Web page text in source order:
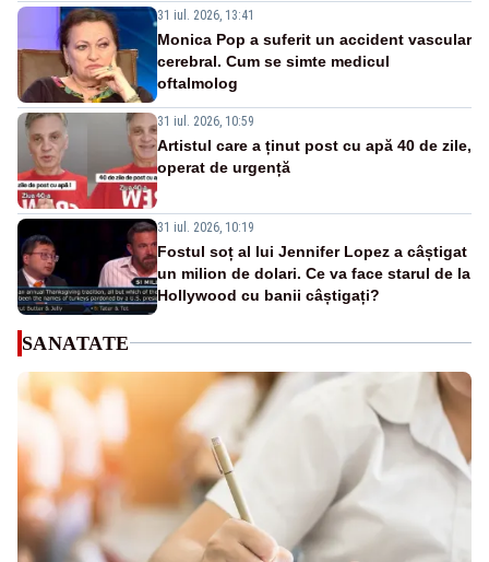
31 iul. 2026, 13:41
Monica Pop a suferit un accident vascular
cerebral. Cum se simte medicul
oftalmolog
31 iul. 2026, 10:59
Artistul care a ținut post cu apă 40 de zile,
operat de urgență
31 iul. 2026, 10:19
Fostul soț al lui Jennifer Lopez a câștigat
un milion de dolari. Ce va face starul de la
Hollywood cu banii câștigați?
SANATATE